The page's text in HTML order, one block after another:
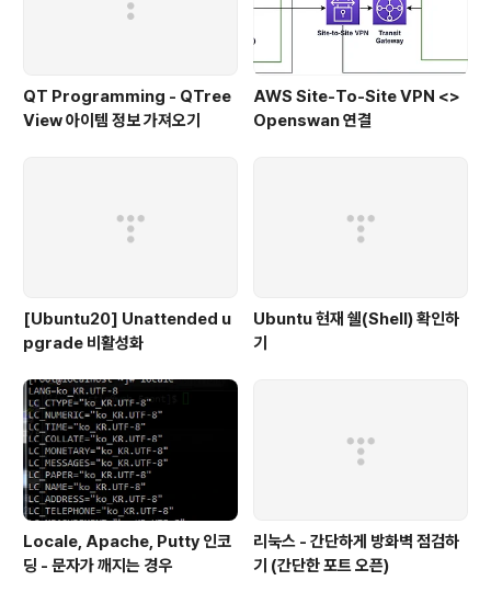
QT Programming - QTree
View 아이템 정보 가져오기
AWS Site-To-Site VPN <>
Openswan 연결
[Ubuntu20] Unattended u
pgrade 비활성화
Ubuntu 현재 쉘(Shell) 확인하
기
Locale, Apache, Putty 인코
딩 - 문자가 깨지는 경우
리눅스 - 간단하게 방화벽 점검하
기 (간단한 포트 오픈)